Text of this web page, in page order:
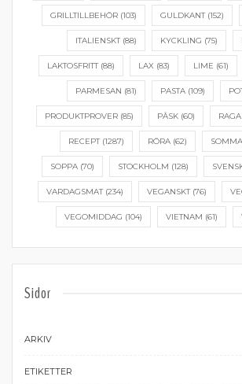
GRILLTILLBEHÖR (103) GULDKANT(152)
ITALIENSKT(88) KYCKLING (75)
LAKTOSFRITT(88) LAX (83) LIME (61)
PARMESAN (81) PASTA(109)
PRODUKTPROVER(85) PÅSK(60)
RECEPT(1287) RÖRA(62)
SOPPA(70) STOCKHOLM (128)
VARDAGSMAT(234) VEGANSKT(76)
VEGOMIDDAG (104) VIETNAM (61)
Sidor
ARKIV
ETIKETTER